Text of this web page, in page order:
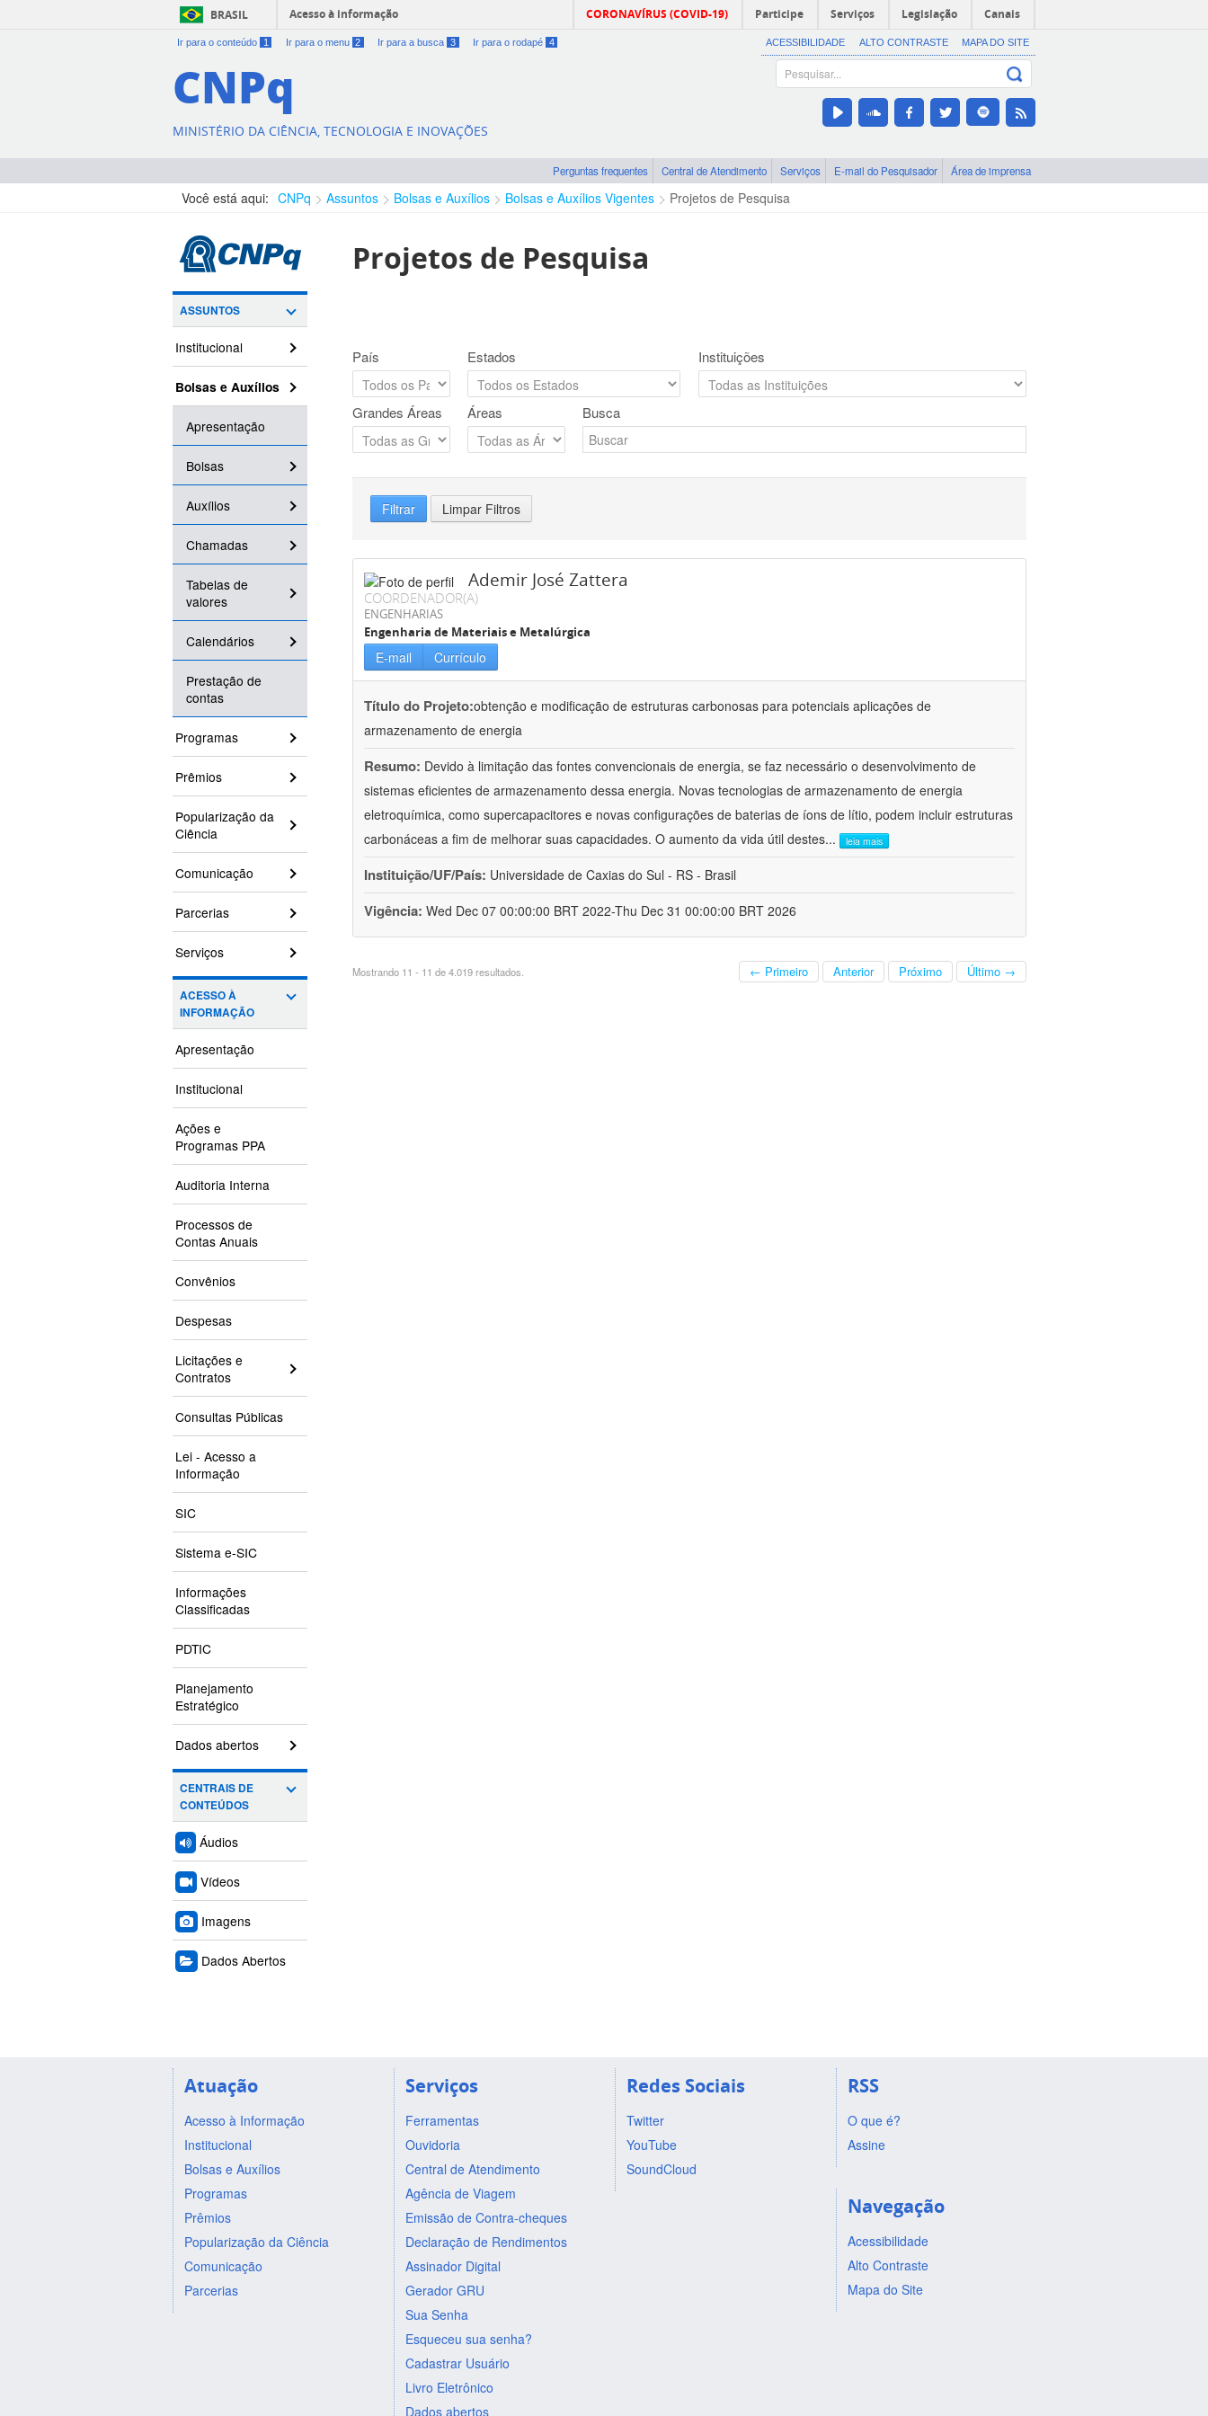
BRASIL Acesso à informação CORONAVÍRUS (COVID-19) Participe Serviços Legislação Canais
Ir para o conteúdo 1 Ir para o menu 2 Ir para a busca 3 Ir para o rodapé 4 ACESSIBILIDADE ALTO CONTRASTE MAPA DO SITE
CNPq
MINISTÉRIO DA CIÊNCIA, TECNOLOGIA E INOVAÇÕES
Perguntas frequentes Central de Atendimento Serviços E-mail do Pesquisador Área de imprensa
Você está aqui: CNPq Assuntos Bolsas e Auxílios Bolsas e Auxílios Vigentes Projetos de Pesquisa
ASSUNTOS
Institucional
Bolsas e Auxílios
Apresentação
Bolsas
Auxílios
Chamadas
Tabelas de
valores
Calendários
Prestação de
contas
Programas
Prêmios
Popularização da
Ciência
Comunicação
Parcerias
Serviços
ACESSO À
INFORMAÇÃO
Apresentação
Institucional
Ações e
Programas PPA
Auditoria Interna
Processos de
Contas Anuais
Convênios
Despesas
Licitações e
Contratos
Consultas Públicas
Lei - Acesso a
Informação
SIC
Sistema e-SIC
Informações
Classificadas
PDTIC
Planejamento
Estratégico
Dados abertos
CENTRAIS DE
CONTEÚDOS
Áudios
Vídeos
Imagens
Dados Abertos
Projetos de Pesquisa
País Estados Instituições
Grandes Áreas Áreas Busca
Filtrar Limpar Filtros
Ademir José Zattera
COORDENADOR(A)
ENGENHARIAS
Engenharia de Materiais e Metalúrgica
E-mail Currículo
Título do Projeto:obtenção e modificação de estruturas carbonosas para potenciais aplicações de
armazenamento de energia
Resumo: Devido à limitação das fontes convencionais de energia, se faz necessário o desenvolvimento de
sistemas eficientes de armazenamento dessa energia. Novas tecnologias de armazenamento de energia
eletroquímica, como supercapacitores e novas configurações de baterias de íons de lítio, podem incluir estruturas
carbonáceas a fim de melhorar suas capacidades. O aumento da vida útil destes... leia mais
Instituição/UF/País: Universidade de Caxias do Sul - RS - Brasil
Vigência: Wed Dec 07 00:00:00 BRT 2022-Thu Dec 31 00:00:00 BRT 2026
Mostrando 11 - 11 de 4.019 resultados. ← Primeiro Anterior Próximo Último →
Atuação
Acesso à Informação
Institucional
Bolsas e Auxílios
Programas
Prêmios
Popularização da Ciência
Comunicação
Parcerias
Serviços
Ferramentas
Ouvidoria
Central de Atendimento
Agência de Viagem
Emissão de Contra-cheques
Declaração de Rendimentos
Assinador Digital
Gerador GRU
Sua Senha
Esqueceu sua senha?
Cadastrar Usuário
Livro Eletrônico
Dados abertos
Redes Sociais
Twitter
YouTube
SoundCloud
RSS
O que é?
Assine
Navegação
Acessibilidade
Alto Contraste
Mapa do Site